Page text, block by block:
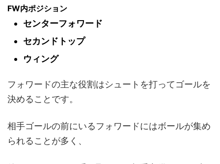
FW内ポジション
センターフォワード
セカンドトップ
ウィング
フォワードの主な役割はシュートを打ってゴールを
決めることです。
相手ゴールの前にいるフォワードにはボールが集め
られることが多く、